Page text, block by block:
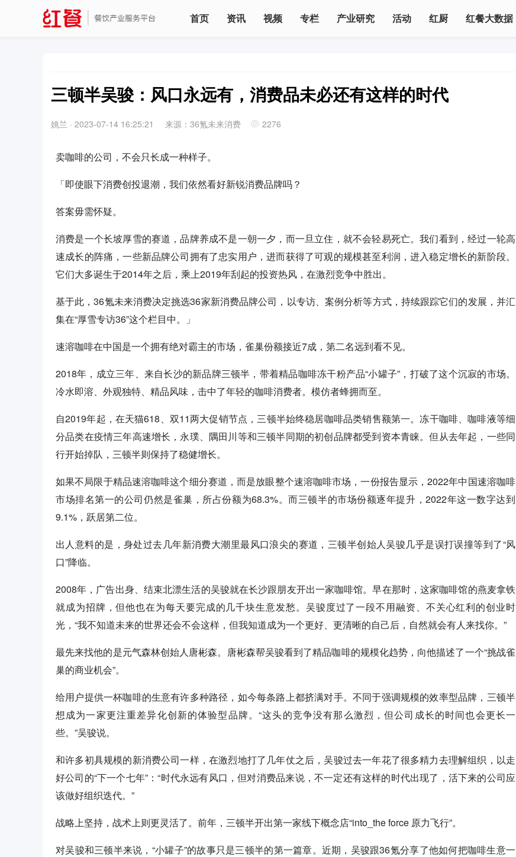
首页 资讯 视频 专栏 产业研究 活动 红厨 红餐大数据
三顿半吴骏：风口永远有，消费品未必还有这样的时代
姚兰 · 2023-07-14 16:25:21 来源：36氪未来消费 2276
卖咖啡的公司，不会只长成一种样子。
「即使眼下消费创投退潮，我们依然看好新锐消费品牌吗？
答案毋需怀疑。
消费是一个长坡厚雪的赛道，品牌养成不是一朝一夕，而一旦立住，就不会轻易死亡。我们看到，经过一轮高
速成长的阵痛，一些新品牌公司拥有了忠实用户，进而获得了可观的规模甚至利润，进入稳定增长的新阶段。
它们大多诞生于2014年之后，乘上2019年刮起的投资热风，在激烈竞争中胜出。
基于此，36氪未来消费决定挑选36家新消费品牌公司，以专访、案例分析等方式，持续跟踪它们的发展，并汇
集在“厚雪专访36”这个栏目中。」
速溶咖啡在中国是一个拥有绝对霸主的市场，雀巢份额接近7成，第二名远到看不见。
2018年，成立三年、来自长沙的新品牌三顿半，带着精品咖啡冻干粉产品“小罐子”，打破了这个沉寂的市场。
冷水即溶、外观独特、精品风味，击中了年轻的咖啡消费者。模仿者蜂拥而至。
自2019年起，在天猫618、双11两大促销节点，三顿半始终稳居咖啡品类销售额第一。冻干咖啡、咖啡液等细
分品类在疫情三年高速增长，永璞、隅田川等和三顿半同期的初创品牌都受到资本青睐。但从去年起，一些同
行开始掉队，三顿半则保持了稳健增长。
如果不局限于精品速溶咖啡这个细分赛道，而是放眼整个速溶咖啡市场，一份报告显示，2022年中国速溶咖啡
市场排名第一的公司仍然是雀巢，所占份额为68.3%。而三顿半的市场份额逐年提升，2022年这一数字达到
9.1%，跃居第二位。
出人意料的是，身处过去几年新消费大潮里最风口浪尖的赛道，三顿半创始人吴骏几乎是误打误撞等到了“风
口”降临。
2008年，广告出身、结束北漂生活的吴骏就在长沙跟朋友开出一家咖啡馆。早在那时，这家咖啡馆的燕麦拿铁
就成为招牌，但他也在为每天要完成的几千块生意发愁。吴骏度过了一段不用融资、不关心红利的创业时
光，“我不知道未来的世界还会不会这样，但我知道成为一个更好、更清晰的自己后，自然就会有人来找你。”
最先来找他的是元气森林创始人唐彬森。唐彬森帮吴骏看到了精品咖啡的规模化趋势，向他描述了一个“挑战雀
巢的商业机会”。
给用户提供一杯咖啡的生意有许多种路径，如今每条路上都挤满对手。不同于强调规模的效率型品牌，三顿半
想成为一家更注重差异化创新的体验型品牌。“这头的竞争没有那么激烈，但公司成长的时间也会更长一
些。”吴骏说。
和许多初具规模的新消费公司一样，在激烈地打了几年仗之后，吴骏过去一年花了很多精力去理解组织，以走
好公司的“下一个七年”：“时代永远有风口，但对消费品来说，不一定还有这样的时代出现了，活下来的公司应
该做好组织迭代。”
战略上坚持，战术上则更灵活了。前年，三顿半开出第一家线下概念店“into_the force 原力飞行”。
对吴骏和三顿半来说，“小罐子”的故事只是三顿半的第一篇章。近期，吴骏跟36氪分享了他如何把咖啡生意一